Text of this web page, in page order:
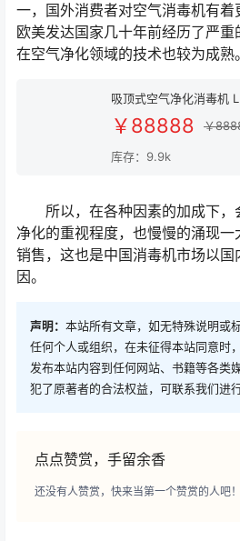
一，国外消费者对空气消毒机有着
欧美发达国家几十年前经历了严
在空气净化领域的技术也较为成熟。
吸顶式空气净化消毒机
￥88888 ￥
库存：9.9k
所以，在各种因素的加成下，
净化的重视程度，也慢慢的涌现
销售，这也是中国消毒机市场以国
因。
声明： 本站所有文章，如无特殊说明或
任何个人或组织，在未征得本站同意时
发布本站内容到任何网站、书籍等各类
犯了原著者的合法权益，可联系我们进行
点点赞赏，手留余香
还没有人赞赏，快来当第一个赞赏的人吧！